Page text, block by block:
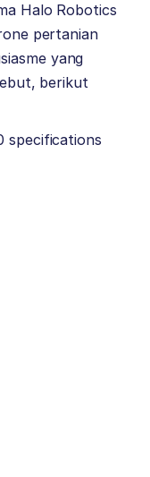
Halo Robotics
pertanian
yang
berikut
specifications